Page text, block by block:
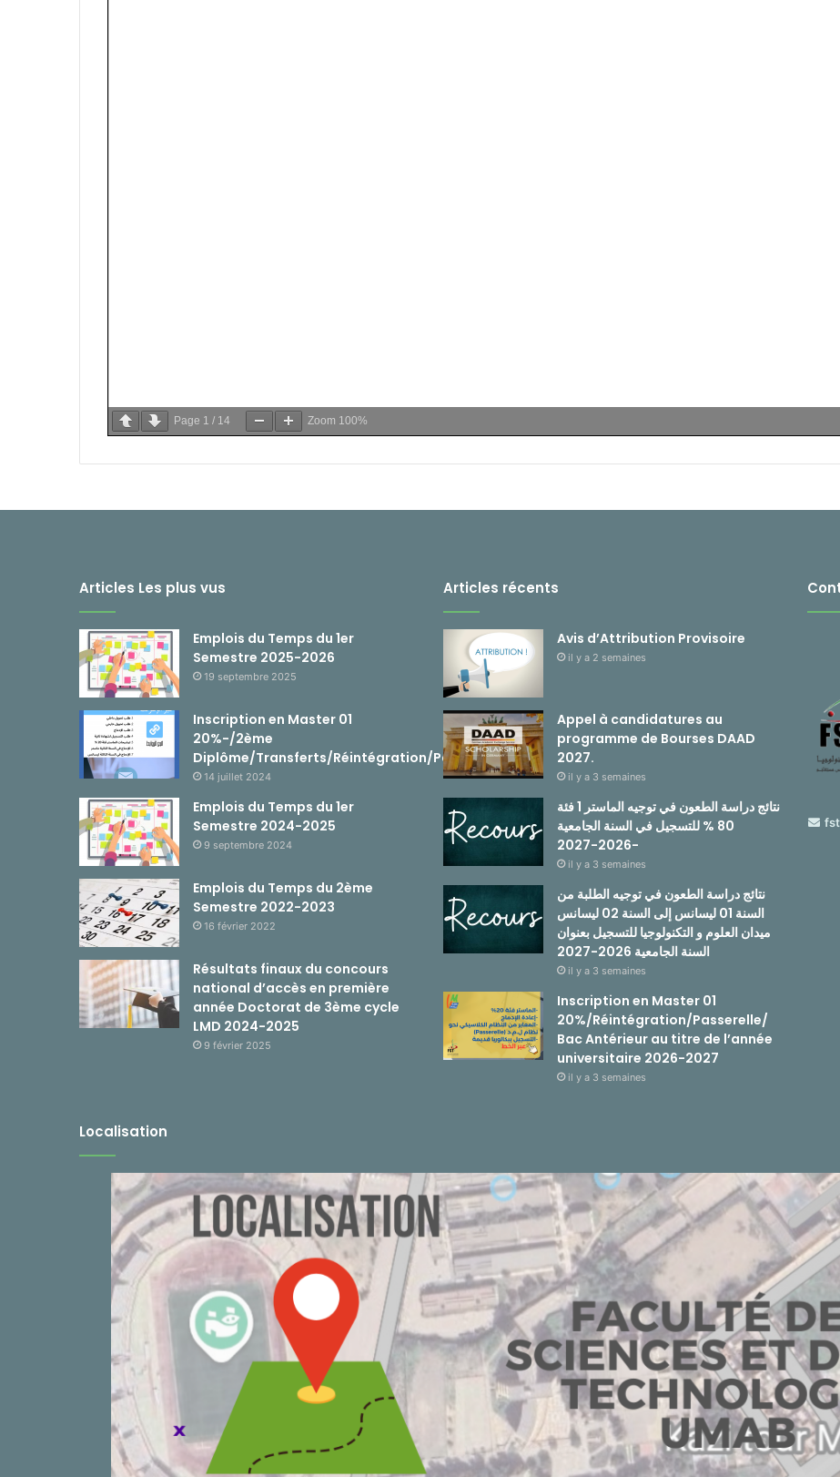
Page 1 / 14 Zoom 100%
Articles Les plus vus
Emplois du Temps du 1er
Semestre 2025-2026
19 septembre 2025
Inscription en Master 01
20%-/2ème
Diplôme/Transferts/Réintégration/Passerelle
14 juillet 2024
Emplois du Temps du 1er
Semestre 2024-2025
9 septembre 2024
Emplois du Temps du 2ème
Semestre 2022-2023
16 février 2022
Résultats finaux du concours
national d’accès en première
année Doctorat de 3ème cycle
LMD 2024-2025
9 février 2025
Articles récents
Avis d’Attribution Provisoire
il y a 2 semaines
Appel à candidatures au
programme de Bourses DAAD
2027.
il y a 3 semaines
نتائج دراسة الطعون في توجيه الماستر 1 فئة
80 % للتسجيل في السنة الجامعية
-2026-2027
il y a 3 semaines
نتائج دراسة الطعون في توجيه الطلبة من
السنة 01 ليسانس إلى السنة 02 ليسانس
ميدان العلوم و التكنولوجيا للتسجيل بعنوان
السنة الجامعية 2026-2027
il y a 3 semaines
Inscription en Master 01
20%/Réintégration/Passerelle/
Bac Antérieur au titre de l’année
universitaire 2026-2027
il y a 3 semaines
Localisation